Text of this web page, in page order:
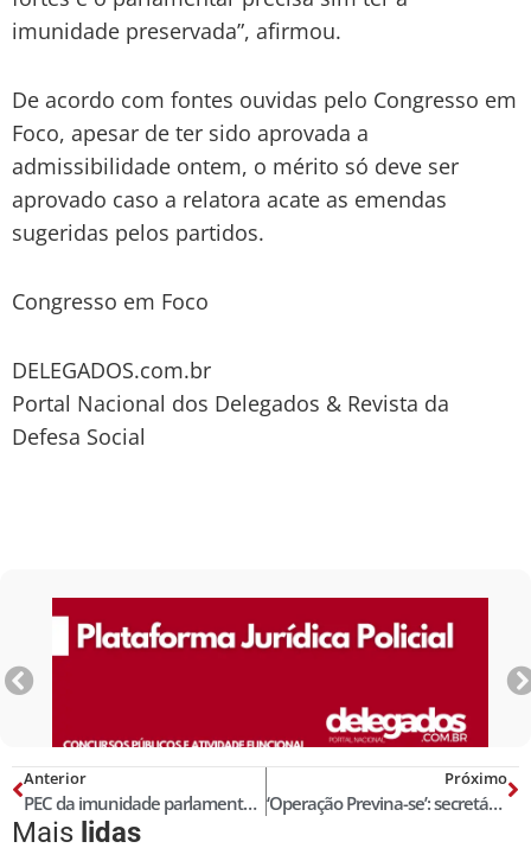
imunidade preservada”, afirmou.
De acordo com fontes ouvidas pelo Congresso em
Foco, apesar de ter sido aprovada a
admissibilidade ontem, o mérito só deve ser
aprovado caso a relatora acate as emendas
sugeridas pelos partidos.
Congresso em Foco
DELEGADOS.com.br
Portal Nacional dos Delegados & Revista da
Defesa Social
Anterior
PEC da imunidade parlamentar dificulta prisão de deputados e senadores!
Próximo
‘Operação Previna-se’: secretário de segurança aponta ‘tolerância zero’ contra aglomerações na Paraíba
Mais lidas